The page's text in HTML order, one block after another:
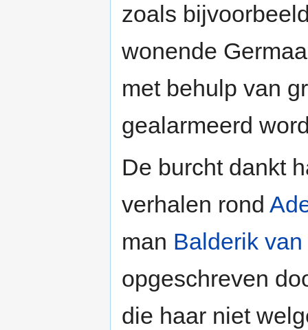
zoals
wonende
met behulp van
gealarmeerd
De burcht dankt
verhalen rond
man Balderik
opgeschreven
die haar niet